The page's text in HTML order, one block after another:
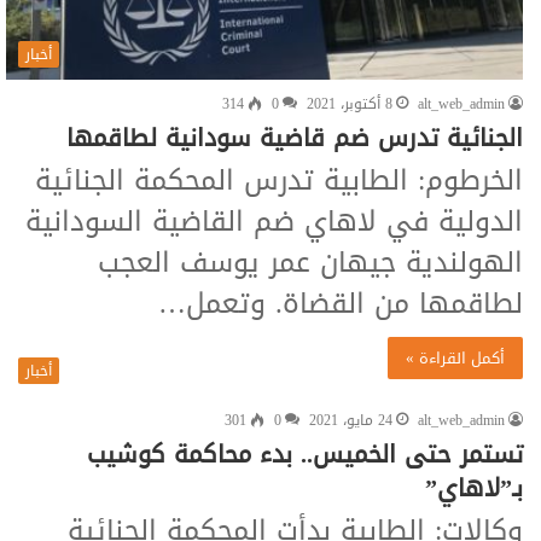
أخبار
alt_web_admin
8 أكتوبر، 2021 0
314
الجنائية تدرس ضم قاضية سودانية لطاقمها
الخرطوم: الطابية تدرس المحكمة الجنائية
الدولية في لاهاي ضم القاضية السودانية
الهولندية جيهان عمر يوسف العجب
لطاقمها من القضاة. وتعمل…
أكمل القراءة »
أخبار
alt_web_admin
24 مايو، 2021 0
301
تستمر حتى الخميس.. بدء محاكمة كوشيب
بـ”لاهاي”
وكالات: الطابية بدأت المحكمة الجنائية